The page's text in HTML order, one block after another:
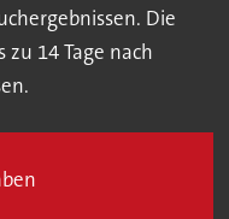
Die
zu 14 Tage nach